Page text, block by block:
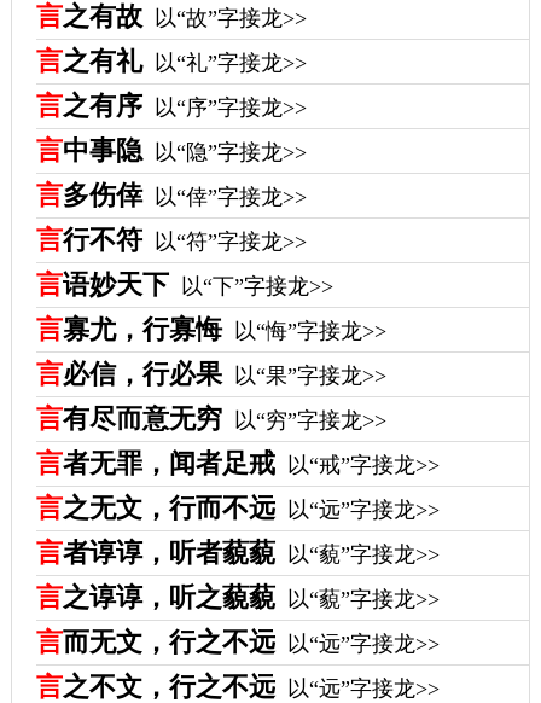
言之有故 以“故”字接龙>>
言之有礼 以“礼”字接龙>>
言之有序 以“序”字接龙>>
言中事隐 以“隐”字接龙>>
言多伤倖 以“倖”字接龙>>
言行不符 以“符”字接龙>>
言语妙天下 以“下”字接龙>>
言寡尤，行寡悔 以“悔”字接龙>>
言必信，行必果 以“果”字接龙>>
言有尽而意无穷 以“穷”字接龙>>
言者无罪，闻者足戒 以“戒”字接龙>>
言之无文，行而不远 以“远”字接龙>>
言者谆谆，听者藐藐 以“藐”字接龙>>
言之谆谆，听之藐藐 以“藐”字接龙>>
言而无文，行之不远 以“远”字接龙>>
言之不文，行之不远 以“远”字接龙>>